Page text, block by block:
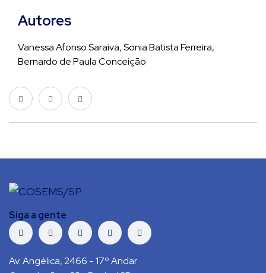
Autores
Vanessa Afonso Saraiva, Sonia Batista Ferreira,
Bernardo de Paula Conceição
Siga a gente
Av. Angélica, 2466 - 17º Andar